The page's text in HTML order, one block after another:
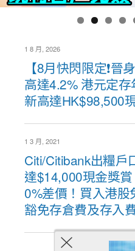
1 8 月, 2026
【8月快閃限定❗晉
高達4.2% 港元定
新高達HK$98,500
1 3 月, 2021
Citi/Citibank出糧戶
達$14,000現金獎
0%差價！買入港股
豁免存倉費及存入